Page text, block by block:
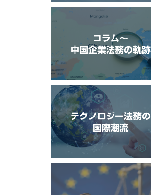
コラム〜
中国企業法務の軌跡
テクノロジー法務の
国際潮流